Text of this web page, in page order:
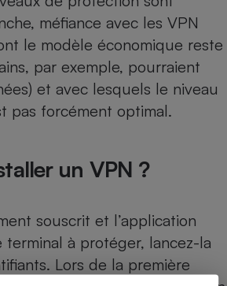
méfiance avec les VPN
le modèle économique reste
par exemple, pourraient
et avec lesquels le niveau
pas forcément optimal.
un VPN ?
souscrit et l’application
à protéger, lancez-la
Lors de la première